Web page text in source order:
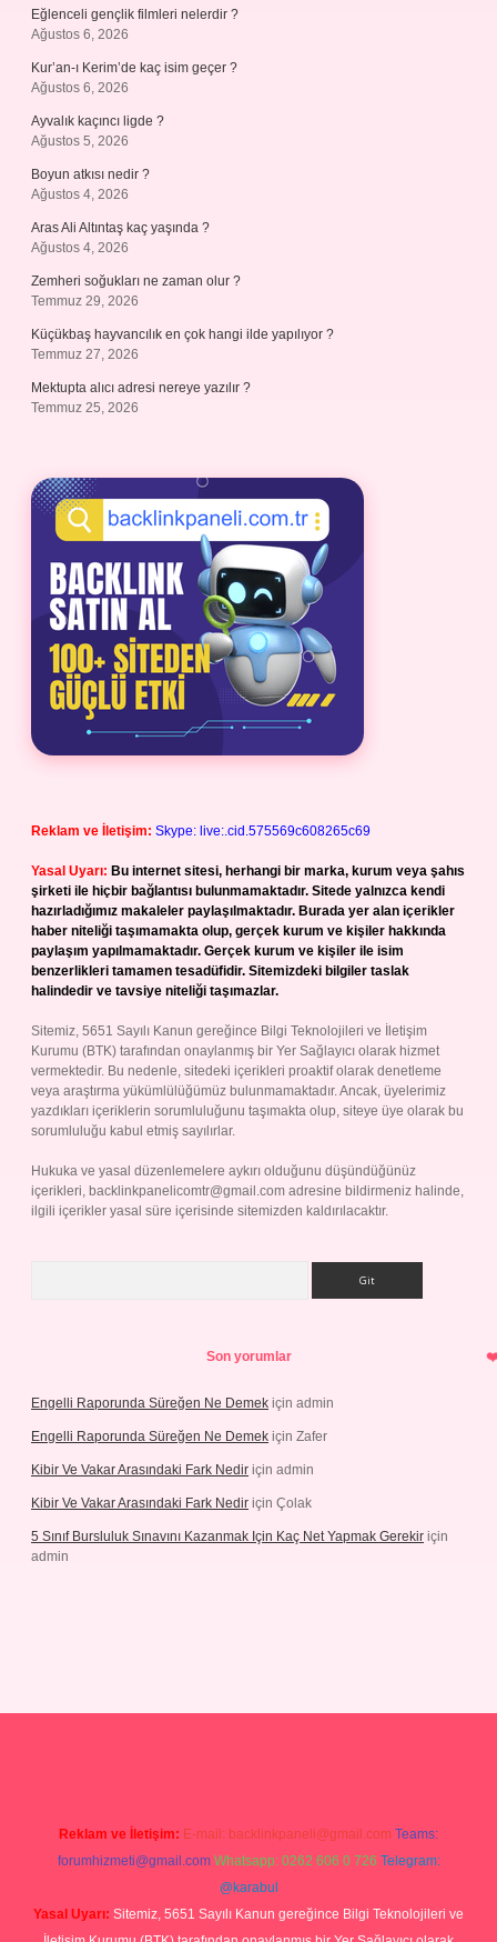
Eğlenceli gençlik filmleri nelerdir ?
Ağustos 6, 2026
Kur’an-ı Kerim’de kaç isim geçer ?
Ağustos 6, 2026
Ayvalık kaçıncı ligde ?
Ağustos 5, 2026
Boyun atkısı nedir ?
Ağustos 4, 2026
Aras Ali Altıntaş kaç yaşında ?
Ağustos 4, 2026
Zemheri soğukları ne zaman olur ?
Temmuz 29, 2026
Küçükbaş hayvancılık en çok hangi ilde yapılıyor ?
Temmuz 27, 2026
Mektupta alıcı adresi nereye yazılır ?
Temmuz 25, 2026
Reklam ve İletişim: Skype: live:.cid.575569c608265c69
Yasal Uyarı: Bu internet sitesi, herhangi bir marka, kurum veya şahıs
şirketi ile hiçbir bağlantısı bulunmamaktadır. Sitede yalnızca kendi
hazırladığımız makaleler paylaşılmaktadır. Burada yer alan içerikler
haber niteliği taşımamakta olup, gerçek kurum ve kişiler hakkında
paylaşım yapılmamaktadır. Gerçek kurum ve kişiler ile isim
benzerlikleri tamamen tesadüfidir. Sitemizdeki bilgiler taslak
halindedir ve tavsiye niteliği taşımazlar.
Sitemiz, 5651 Sayılı Kanun gereğince Bilgi Teknolojileri ve İletişim
Kurumu (BTK) tarafından onaylanmış bir Yer Sağlayıcı olarak hizmet
vermektedir. Bu nedenle, sitedeki içerikleri proaktif olarak denetleme
veya araştırma yükümlülüğümüz bulunmamaktadır. Ancak, üyelerimiz
yazdıkları içeriklerin sorumluluğunu taşımakta olup, siteye üye olarak bu
sorumluluğu kabul etmiş sayılırlar.
Hukuka ve yasal düzenlemelere aykırı olduğunu düşündüğünüz
içerikleri, backlinkpanelicomtr@gmail.com adresine bildirmeniz halinde,
ilgili içerikler yasal süre içerisinde sitemizden kaldırılacaktır.
Son yorumlar
Engelli Raporunda Süreğen Ne Demek için admin
Engelli Raporunda Süreğen Ne Demek için Zafer
Kibir Ve Vakar Arasındaki Fark Nedir için admin
Kibir Ve Vakar Arasındaki Fark Nedir için Çolak
5 Sınıf Bursluluk Sınavını Kazanmak Için Kaç Net Yapmak Gerekir için
admin
Reklam ve İletişim: E-mail: backlinkpaneli@gmail.com Teams:
forumhizmeti@gmail.com Whatsapp: 0262 606 0 726 Telegram:
@karabul
Yasal Uyarı: Sitemiz, 5651 Sayılı Kanun gereğince Bilgi Teknolojileri ve